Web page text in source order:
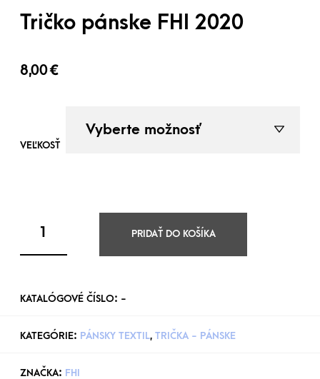
Tričko pánske FHI 2020
8,00€
VEĽKOSŤ
PRIDAŤ DO KOŠÍKA
KATALÓGOVÉ ČÍSLO: -
KATEGÓRIE: PÁNSKY TEXTIL, TRIČKA - PÁNSKE
ZNAČKA: FHI